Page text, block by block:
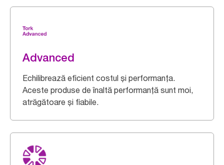
Advanced
Echilibrează eficient costul și performanța.
Aceste produse de înaltă performanță sunt moi,
atrăgătoare și fiabile.